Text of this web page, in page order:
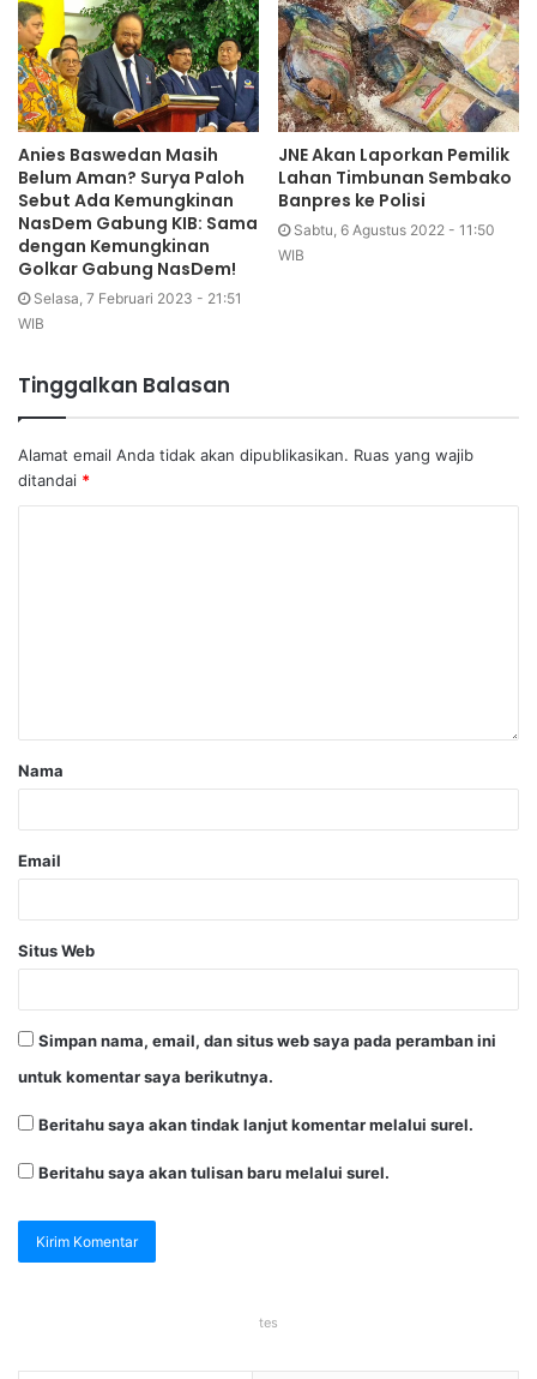
Anies Baswedan Masih
Belum Aman? Surya Paloh
Sebut Ada Kemungkinan
NasDem Gabung KIB: Sama
dengan Kemungkinan
Golkar Gabung NasDem!
Selasa, 7 Februari 2023 - 21:51
WIB
JNE Akan Laporkan Pemilik
Lahan Timbunan Sembako
Banpres ke Polisi
Sabtu, 6 Agustus 2022 - 11:50
WIB
Tinggalkan Balasan
Alamat email Anda tidak akan dipublikasikan. Ruas yang wajib
ditandai *
Nama
Email
Situs Web
Simpan nama, email, dan situs web saya pada peramban ini
untuk komentar saya berikutnya.
Beritahu saya akan tindak lanjut komentar melalui surel.
Beritahu saya akan tulisan baru melalui surel.
tes